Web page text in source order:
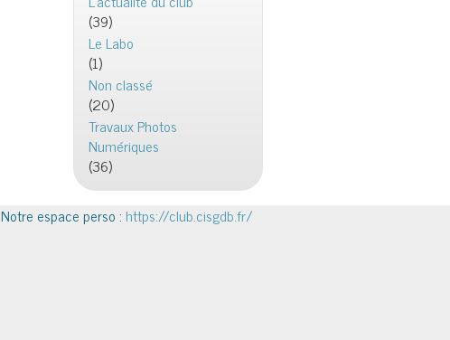
(39)
Le Labo
(1)
Non classé
(20)
Travaux Photos
Numériques
(36)
Notre espace perso : https://club.cisgdb.fr/